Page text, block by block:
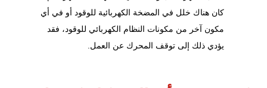
كان هناك خلل في المضخة الكهربائية للوقود أو في أي
مكون آخر من مكونات النظام الكهربائي للوقود، فقد
يؤدي ذلك إلى توقف المحرك عن العمل.